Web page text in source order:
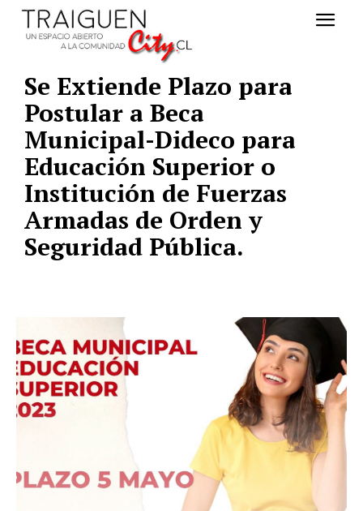
Se Extiende Plazo para
Postular a Beca
Municipal-Dideco para
Educación Superior o
Institución de Fuerzas
Armadas de Orden y
Seguridad Pública.